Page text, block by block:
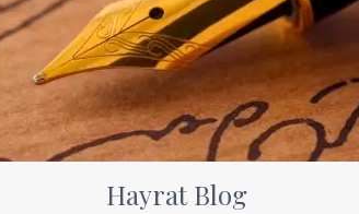
Hayrat Blog